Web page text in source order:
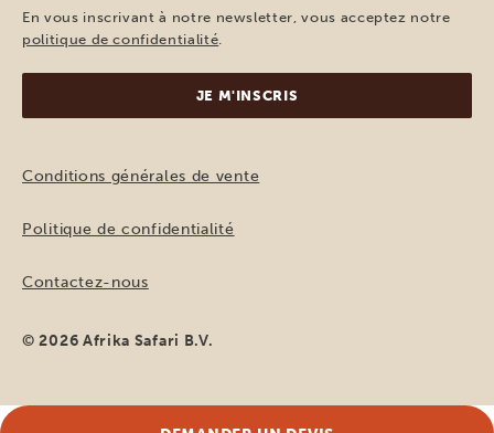
mail
(Nécessaire)
En vous inscrivant à notre newsletter, vous acceptez notre
politique de confidentialité
Conditions générales de vente
Politique de confidentialité
Contactez-nous
© 2026 Afrika Safari B.V.